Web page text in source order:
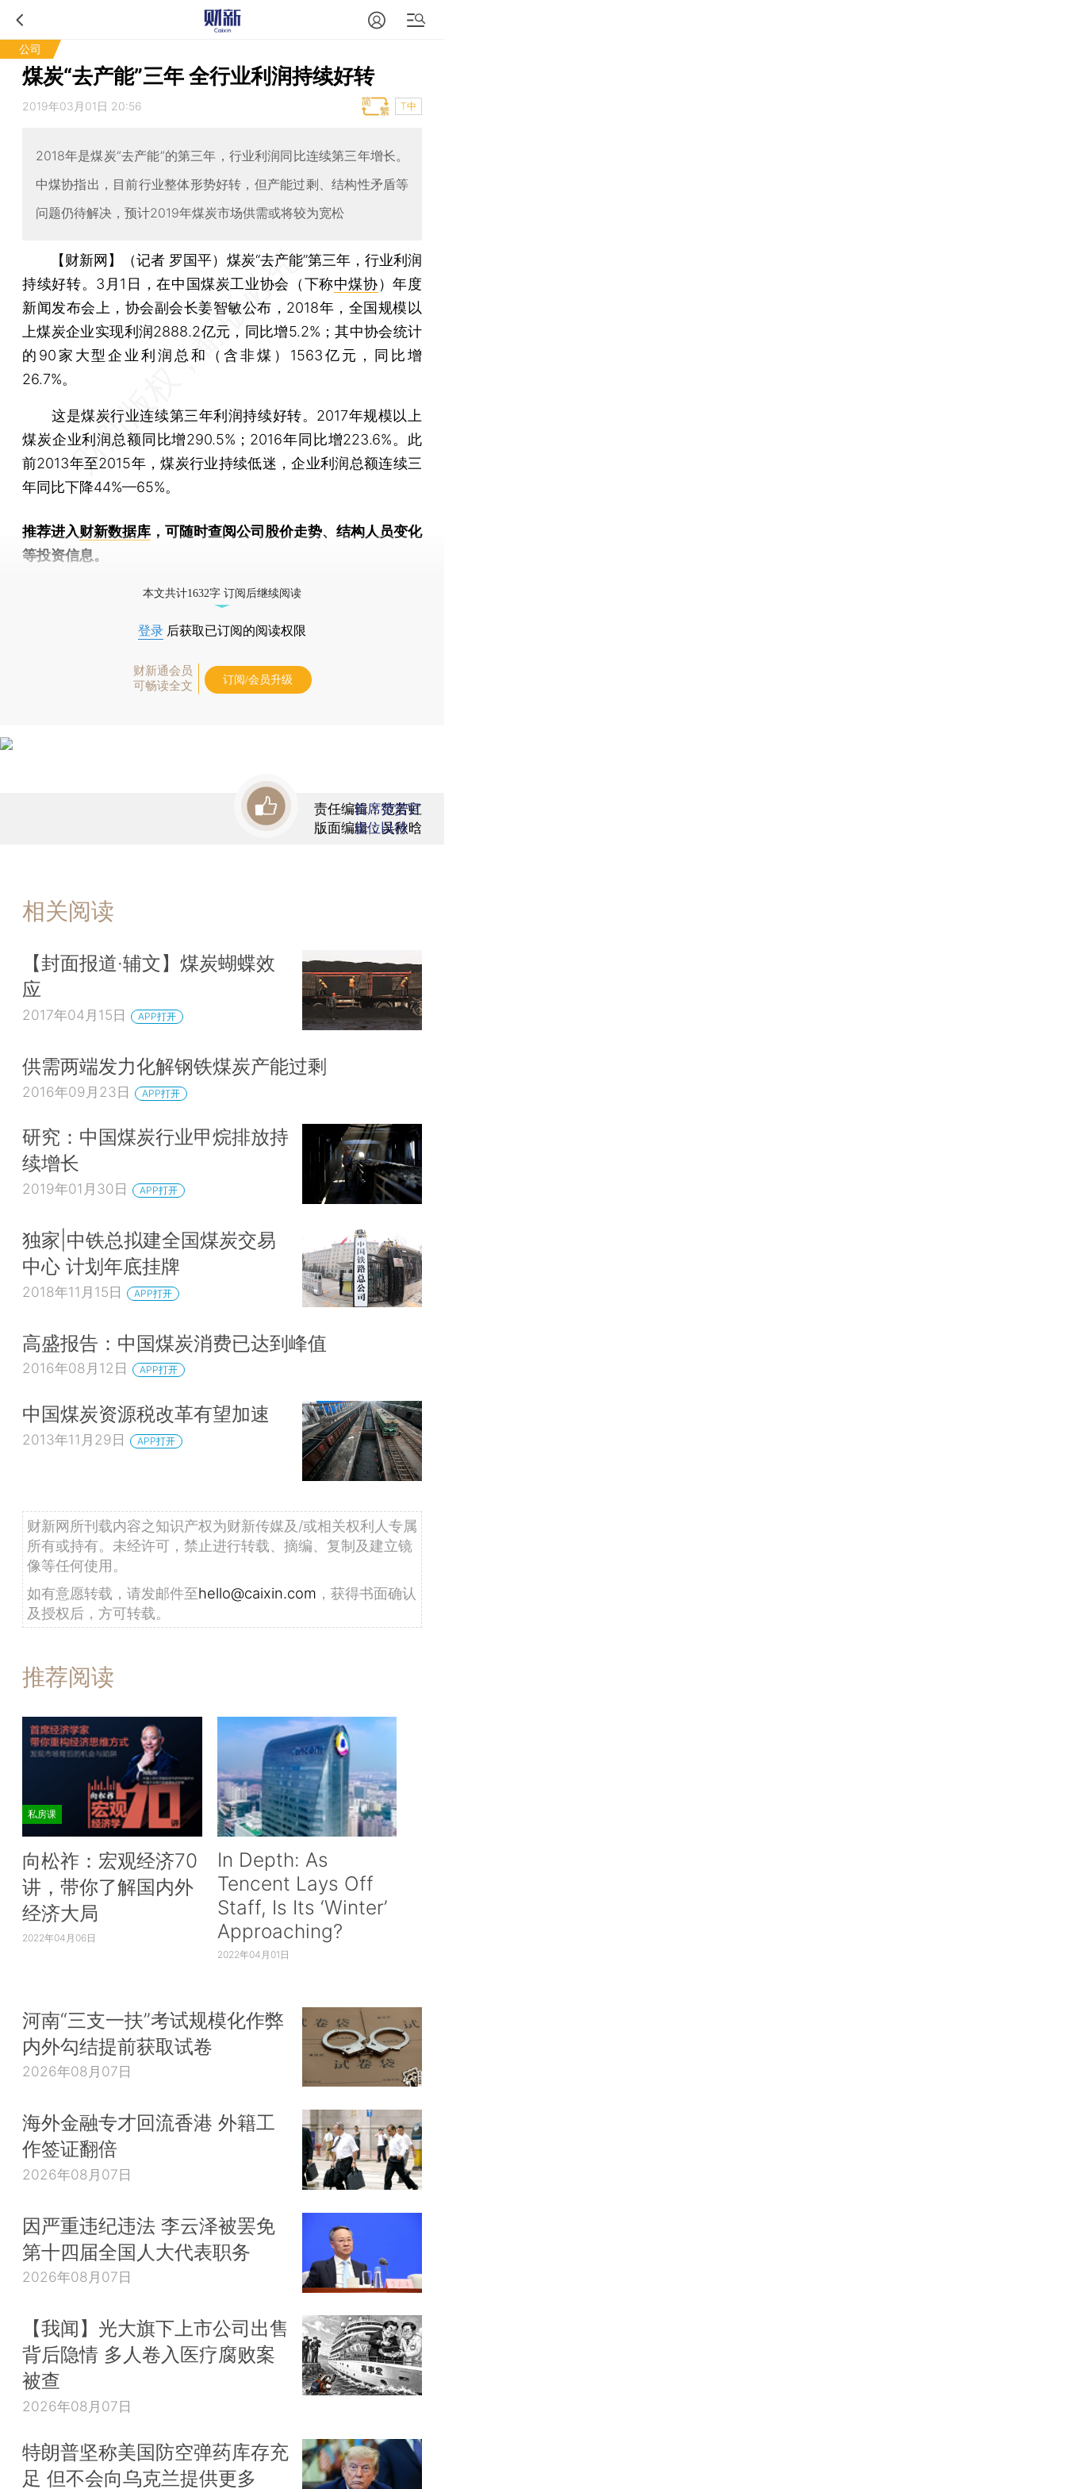
公司
煤炭“去产能”三年 全行业利润持续好转
2019年03月01日 20:56 T中
2018年是煤炭“去产能”的第三年，行业利润同比连续第三年增长。
中煤协指出，目前行业整体形势好转，但产能过剩、结构性矛盾等
问题仍待解决，预计2019年煤炭市场供需或将较为宽松
【财新网】（记者 罗国平） 煤炭“去产能”第三年，行业利润
持续好转。3月1日，在中国煤炭工业协会（下称中煤协）年度
新闻发布会上，协会副会长姜智敏公布，2018年，全国规模以
上煤炭企业实现利润2888.2亿元，同比增5.2%；其中协会统计
的90家大型企业利润总和（含非煤）1563亿元，同比增
26.7%。
这是煤炭行业连续第三年利润持续好转。2017年规模以上
煤炭企业利润总额同比增290.5%；2016年同比增223.6%。此
前2013年至2015年，煤炭行业持续低迷，企业利润总额连续三
年同比下降44%—65%。
推荐进入财新数据库 ，可随时查阅公司股价走势、结构人员变化
等投资信息。
本文共计1632字 订阅后继续阅读
登录 后获取已订阅的阅读权限
财新通会员
可畅读全文
订阅/会员升级
责任编辑：范若虹
版面编辑：吴秋晗
首席赞赏官
虚位以待
相关阅读
【封面报道·辅文】煤炭蝴蝶效
应
2017年04月15日 APP打开
供需两端发力化解钢铁煤炭产能过剩
2016年09月23日 APP打开
研究：中国煤炭行业甲烷排放持
续增长
2019年01月30日 APP打开
独家|中铁总拟建全国煤炭交易
中心 计划年底挂牌
2018年11月15日 APP打开
高盛报告：中国煤炭消费已达到峰值
2016年08月12日 APP打开
中国煤炭资源税改革有望加速
2013年11月29日 APP打开
财新网所刊载内容之知识产权为财新传媒及/或相关权利人专属
所有或持有。未经许可，禁止进行转载、摘编、复制及建立镜
像等任何使用。
如有意愿转载，请发邮件至hello@caixin.com ，获得书面确认
及授权后，方可转载。
推荐阅读
私房课
向松祚：宏观经济70
讲，带你了解国内外
经济大局
2022年04月06日
In Depth: As
Tencent Lays Off
Staff, Is Its ‘Winter’
Approaching?
2022年04月01日
河南“三支一扶”考试规模化作弊
内外勾结提前获取试卷
2026年08月07日
海外金融专才回流香港 外籍工
作签证翻倍
2026年08月07日
因严重违纪违法 李云泽被罢免
第十四届全国人大代表职务
2026年08月07日
【我闻】光大旗下上市公司出售
背后隐情 多人卷入医疗腐败案
被查
2026年08月07日
特朗普坚称美国防空弹药库存充
足 但不会向乌克兰提供更多